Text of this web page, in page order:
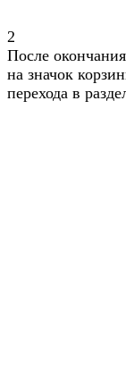
2
После
на значок
перехода в